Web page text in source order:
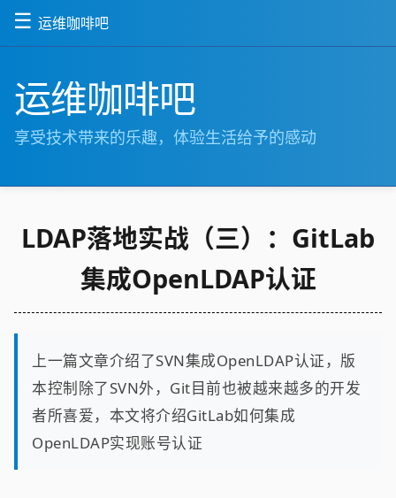
☰ 运维咖啡吧
运维咖啡吧
享受技术带来的乐趣，体验生活给予的感动
LDAP落地实战（三）：GitLab
集成OpenLDAP认证
上一篇文章介绍了SVN集成OpenLDAP认证，版
本控制除了SVN外，Git目前也被越来越多的开发
者所喜爱，本文将介绍GitLab如何集成
OpenLDAP实现账号认证